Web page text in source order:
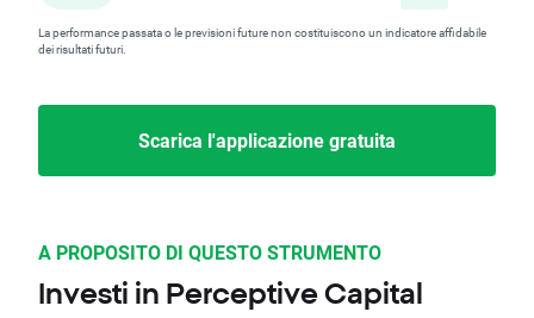
La performance passata o le previsioni future non costituiscono un indicatore affidabile
dei risultati futuri.
Scarica l'applicazione gratuita
A PROPOSITO DI QUESTO STRUMENTO
Investi in Perceptive Capital